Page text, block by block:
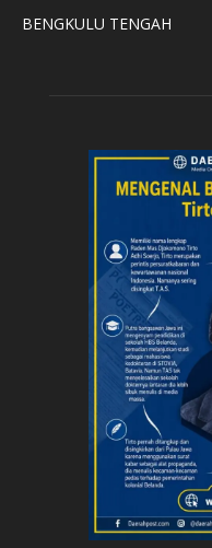
BENGKULU TENGAH